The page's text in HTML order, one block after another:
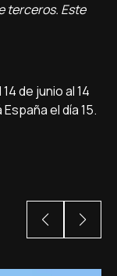
terceros. Este
de junio al 14
el día 15.